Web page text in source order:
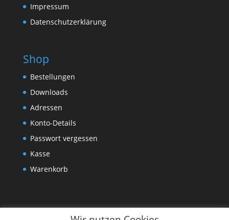
Impressum
Datenschutzerklärung
Shop
Bestellungen
Downloads
Adressen
Konto-Details
Passwort vergessen
Kasse
Warenkorb